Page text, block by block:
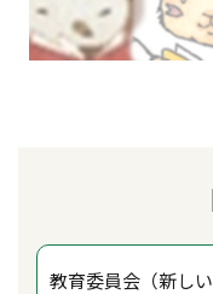
教育委員会（新し